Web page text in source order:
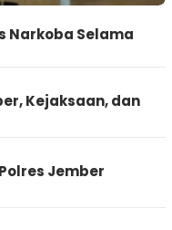
Narkoba Selama
Kejaksaan, dan
Jember